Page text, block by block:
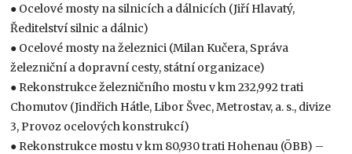
● Ocelové mosty na silnicích a dálnicích (Jiří Hlavatý,
Ředitelství silnic a dálnic)
● Ocelové mosty na železnici (Milan Kučera, Správa
železniční a dopravní cesty, státní organizace)
● Rekonstrukce železničního mostu v km 232,992 trati
Chomutov (Jindřich Hátle, Libor Švec, Metrostav, a. s., divize
3, Provoz ocelových konstrukcí)
● Rekonstrukce mostu v km 80,930 trati Hohenau (ÖBB) –